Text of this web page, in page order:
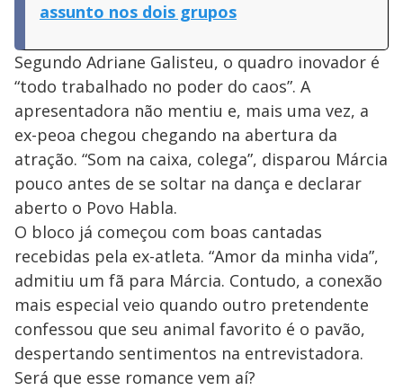
assunto nos dois grupos
Segundo Adriane Galisteu, o quadro inovador é
“todo trabalhado no poder do caos”. A
apresentadora não mentiu e, mais uma vez, a
ex-peoa chegou chegando na abertura da
atração. “Som na caixa, colega”, disparou Márcia
pouco antes de se soltar na dança e declarar
aberto o Povo Habla.
O bloco já começou com boas cantadas
recebidas pela ex-atleta. “Amor da minha vida”,
admitiu um fã para Márcia. Contudo, a conexão
mais especial veio quando outro pretendente
confessou que seu animal favorito é o pavão,
despertando sentimentos na entrevistadora.
Será que esse romance vem aí?